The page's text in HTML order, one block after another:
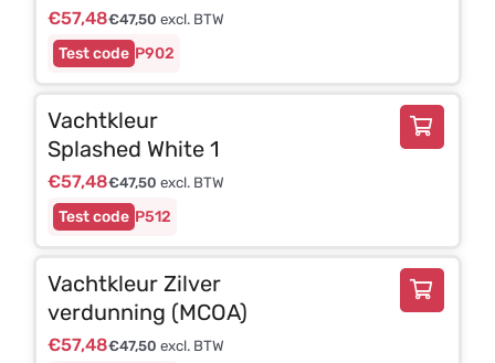
P902
€57,48€47,50 excl. BTW
P512
Vachtkleur
Splashed White 1
€57,48€47,50 excl. BTW
Vachtkleur Zilver
verdunning (MCOA)
€57,48€47,50 excl. BTW